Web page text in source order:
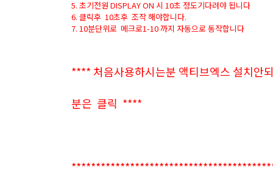
5. 초기전원 DISPLAY ON 시 10초 정도기다려야 됩니다
6. 클릭후 10초후 조작 해야합니다.
7. 10분단위로 메크로1-10 까지 자동으로 동작합니다
**** 처음사용하시는분 액티브엑스 설치안
분은 클릭 ****